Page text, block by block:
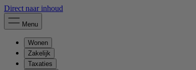
Direct naar inhoud
Menu
Wonen
Zakelijk
Taxaties